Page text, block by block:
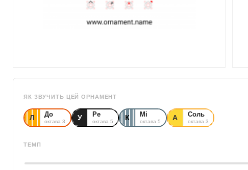
ЯК ЗВУЧИТЬ ЦЕЙ ОРНАМЕНТ
Л До
октава 3 У Ре
октава 5 К Мі
октава 5 А Соль
октава 3
ТЕМП